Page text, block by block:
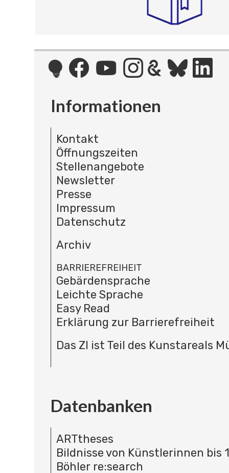
Informationen
Kontakt
Öffnungszeiten
Stellenangebote
Newsletter
Presse
Impressum
Datenschutz
Archiv
BARRIEREFREIHEIT
Gebärdensprache
Leichte Sprache
Easy Read
Erklärung zur Barrierefreiheit
Das ZI ist Teil des Kunstareals
Datenbanken
ARTtheses
Bildnisse von Künstlerinnen bis
Böhler re:search